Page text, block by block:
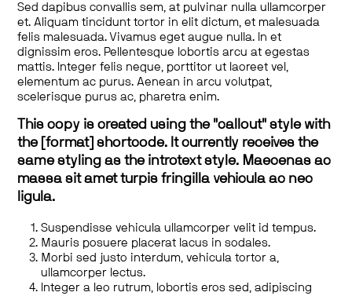
Sed dapibus convallis sem, at pulvinar nulla ullamcorper
et. Aliquam tincidunt tortor in elit dictum, et malesuada
felis malesuada. Vivamus eget augue nulla. In et
dignissim eros. Pellentesque lobortis arcu at egestas
mattis. Integer felis neque, porttitor ut laoreet vel,
elementum ac purus. Aenean in arcu volutpat,
scelerisque purus ac, pharetra enim.
This copy is created using the "callout" style with
the [format] shortcode. It currently receives the
same styling as the introtext style. Maecenas ac
massa sit amet turpis fringilla vehicula ac nec
ligula.
Suspendisse vehicula ullamcorper velit id tempus.
Mauris posuere placerat lacus in sodales.
Morbi sed justo interdum, vehicula tortor a,
ullamcorper lectus.
Integer a leo rutrum, lobortis eros sed, adipiscing